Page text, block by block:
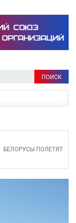
БЕЛОРУСЫ ПОЛЕТЯТ